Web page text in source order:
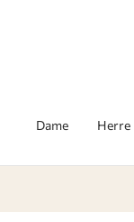
Dame Herre